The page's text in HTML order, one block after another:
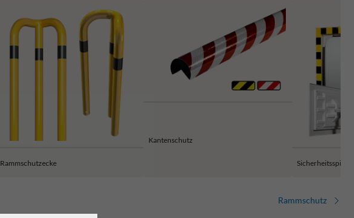
Rammschutzecke
Kantenschutz
Sicherheitsspiegel
Rammschutz